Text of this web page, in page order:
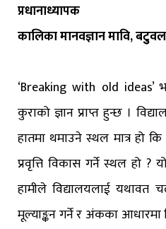
प्रधानाध्यापक
कालिका मानवज्ञान मावि, बटुुवल
‘Breaking with old ideas’
कुराको ज्ञान प्राप्त हुन्छ ।
हातमा थमाउने स्थल मात्र हो कि
प्रवृत्ति विकास गर्ने स्थल हो ?
हामीले विद्यालयलाई यथावत
मूल्याङ्कन गर्ने र अंकका आधारमा